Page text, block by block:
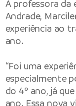
A professora da
Andrade,
experiência ao
ano.
“Foi uma
especialmente
do 4º ano, já
ano. Essa nova